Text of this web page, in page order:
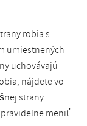
robia s
umiestnených
uchovávajú
nájdete vo
strany.
meniť.